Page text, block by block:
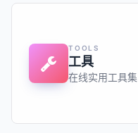
TOOLS
工具
在线实用工具集